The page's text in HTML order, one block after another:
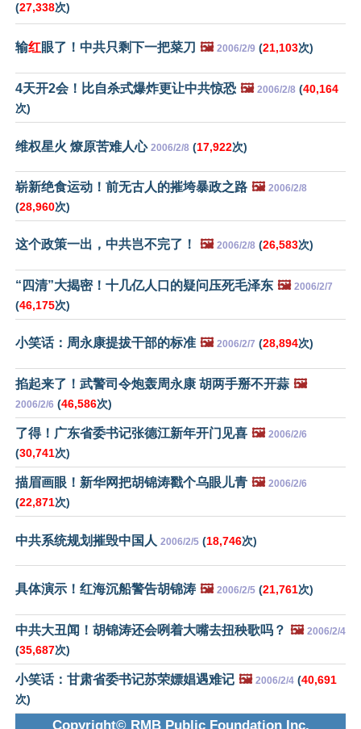
(27,338次)
输红眼了！中共只剩下一把菜刀 🖼️ 2006/2/9 (21,103次)
4天开2会！比自杀式爆炸更让中共惊恐 🖼️ 2006/2/8 (40,164
次)
维权星火 燎原苦难人心 2006/2/8 (17,922次)
崭新绝食运动！前无古人的摧垮暴政之路 🖼️ 2006/2/8
(28,960次)
这个政策一出，中共岂不完了！ 🖼️ 2006/2/8 (26,583次)
“四清”大揭密！十几亿人口的疑问压死毛泽东 🖼️ 2006/2/7
(46,175次)
小笑话：周永康提拔干部的标准 🖼️ 2006/2/7 (28,894次)
掐起来了！武警司令炮轰周永康 胡两手掰不开蒜 🖼️
2006/2/6 (46,586次)
了得！广东省委书记张德江新年开门见喜 🖼️ 2006/2/6
(30,741次)
描眉画眼！新华网把胡锦涛戳个乌眼儿青 🖼️ 2006/2/6
(22,871次)
中共系统规划摧毁中国人 2006/2/5 (18,746次)
具体演示！红海沉船警告胡锦涛 🖼️ 2006/2/5 (21,761次)
中共大丑闻！胡锦涛还会咧着大嘴去扭秧歌吗？ 🖼️ 2006/2/4
(35,687次)
小笑话：甘肃省委书记苏荣嫖娼遇难记 🖼️ 2006/2/4 (40,691
次)
Copyright© RMB Public Foundation Inc.